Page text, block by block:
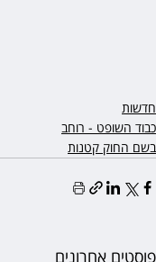
חדשות
כבוד השופט - רוחב
בשם החוק קטנות
פוסטים אחרונים